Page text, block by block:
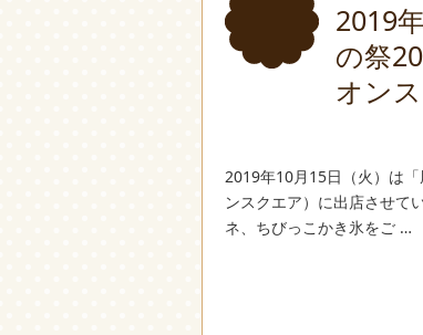
2019
の祭
オンス
2019年10月15日（火）は
ンスクエア）に出店させて
ネ、ちびっこかき氷をご …